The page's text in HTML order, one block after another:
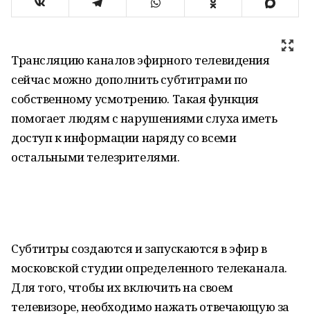
Трансляцию каналов эфирного телевидения
сейчас можно дополнить субтитрами по
собственному усмотрению. Такая функция
помогает людям с нарушениями слуха иметь
доступ к информации наряду со всеми
остальными телезрителями.
Субтитры создаются и запускаются в эфир в
московской студии определенного телеканала.
Для того, чтобы их включить на своем
телевизоре, необходимо нажать отвечающую за